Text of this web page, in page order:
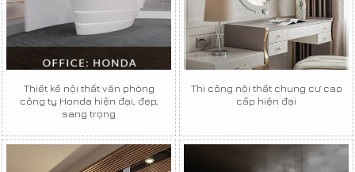
Thiết kế nội thất văn phòng
công ty Honda hiện đại, đẹp,
sang trọng
Thi công nội thất chung cư cao
cấp hiện đại